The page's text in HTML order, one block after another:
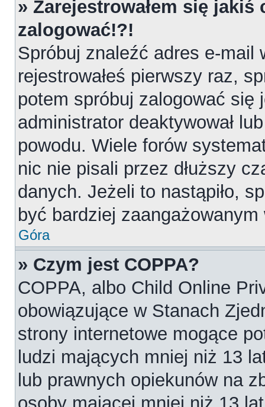
» Zarejestrowałem się
zalogować!?!
Spróbuj znaleźć adres e-mail
rejestrowałeś pierwszy raz,
potem spróbuj zalogować
administrator deaktywował
powodu. Wiele forów
nic nie pisali przez dłuższy
danych. Jeżeli to nastąpiło,
być bardziej
Góra
» Czym jest COPPA?
COPPA, albo Child Online
obowiązujące w Stanach
strony internetowe mogące
ludzi mających mniej niż 13
lub prawnych opiekunów na